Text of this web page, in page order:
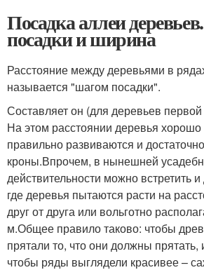
Посадка аллеи
посадки и ширина
Расстояние между деревьями в
называется "шагом посадки".
Составляет он (для деревьев
На этом расстоянии деревья хорошо
правильно развиваются и
кроны.Впрочем, в нынешней
действительности можно встретить
где деревья пытаются расти на
друг от друга или вольготно
м.Общее правило таково: чтобы
прятали то, что они должны
чтобы ряды выглядели красивее –